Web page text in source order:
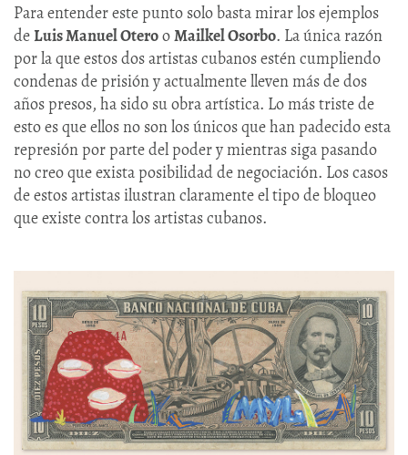
Para entender este punto solo basta mirar los ejemplos
deLuis Manuel OterooMailkel Osorbo. La única razón
por la que estos dos artistas cubanos estén cumpliendo
condenas de prisión y actualmente lleven más de dos
años presos, ha sido su obra artística. Lo más triste de
esto es que ellos no son los únicos que han padecido esta
represión por parte del poder y mientras siga pasando
no creo que exista posibilidad de negociación. Los casos
de estos artistas ilustran claramente el tipo de bloqueo
que existe contra los artistas cubanos.